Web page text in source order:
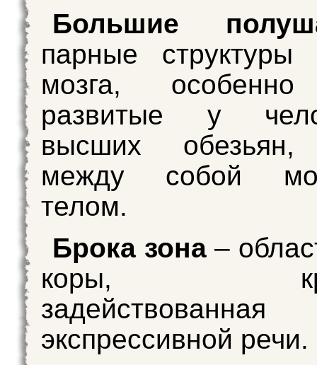
Большие
парные структуры
мозга,
развитые у
высших обезьян,
между собой
телом.
Брока зона–
коры,
экспрессивной речи.